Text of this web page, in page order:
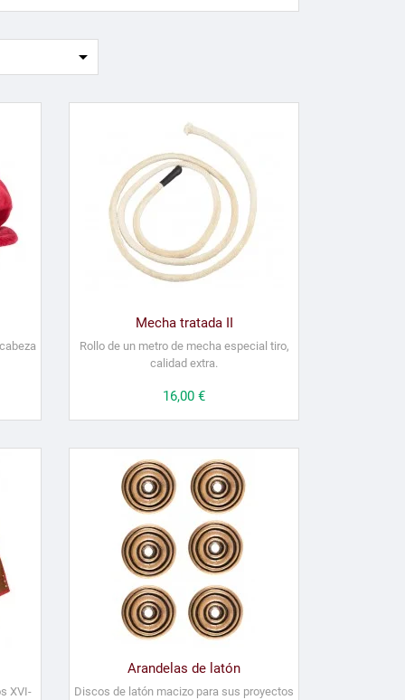

Mecha tratada II
Rollo de un metro de mecha especial tiro,
calidad extra.
Precio
16,00 €
XVI-
Arandelas de latón
Discos de latón macizo para sus proyectos